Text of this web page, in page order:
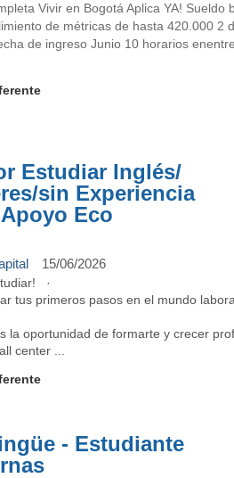
Vivir en Bogotá Aplica YA! Sueldo
de métricas de hasta 420.000 2
de ingreso Junio 10 horarios
Estudiar Inglés/
sin Experiencia
Eco
15/06/2026
·
tus primeros pasos en el mundo
la oportunidad de formarte y crecer
center ...
- Estudiante